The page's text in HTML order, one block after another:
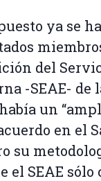
ya se
del
-SEAE- de
un
en el
su
el SEAE